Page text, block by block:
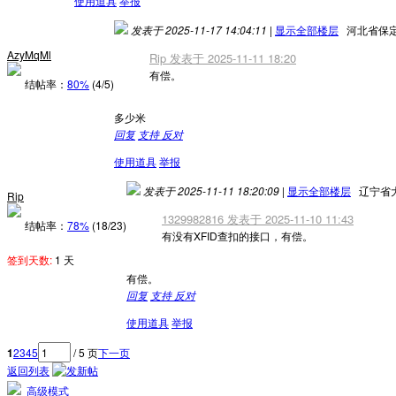
AzyMqMl
结帖率： 80% (4/5)
发表于 2025-11-17 14:04:11 | 显示全部楼层 河北省保
Rip 发表于 2025-11-11 18:20
有偿。
多少米
回复 支持 反对
使用道具举报
Rip
结帖率： 78% (18/23)
签到天数: 1 天
发表于 2025-11-11 18:20:09 | 显示全部楼层 辽宁省
1329982816 发表于 2025-11-10 11:43
有没有XFID查扣的接口，有偿。
有偿。
回复 支持 反对
使用道具举报
12345 / 5 页下一页
返回列表
高级模式